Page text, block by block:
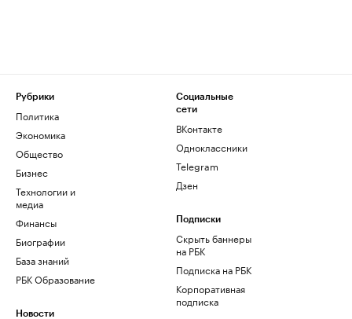
Рубрики
Политика
Экономика
Общество
Бизнес
Технологии и
медиа
Финансы
Биографии
База знаний
РБК Образование
Новости
Социальные
сети
ВКонтакте
Одноклассники
Telegram
Дзен
Подписки
Скрыть баннеры
на РБК
Подписка на РБК
Корпоративная
подписка